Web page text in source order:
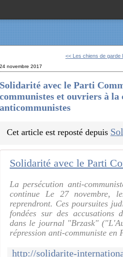
<< Les chiens de garde
24 novembre 2017
Solidarité avec le Parti
communistes et ouvriers à la
anticommunistes
Cet article est reposté depuis
La persécution anti-
continue Le 27 novembre,
reprendront. Ces poursuites
fondées sur des accusations
dans le journal "Brzask"
répression anti-communiste en